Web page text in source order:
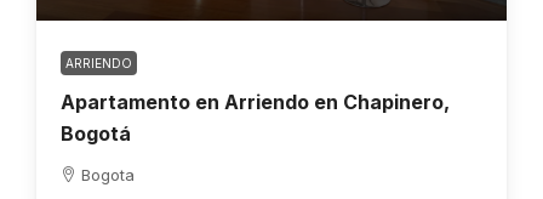
ARRIENDO
Apartamento en Arriendo en Chapinero,
Bogotá
Bogota